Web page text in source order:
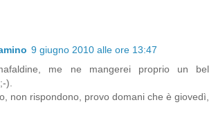
9 giugno 2010 alle ore 13:47
me ne mangerei proprio un bel
).
non rispondono, provo domani che è giovedì,